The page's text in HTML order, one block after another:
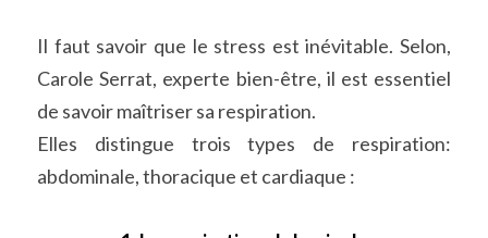
Il faut savoir que le stress est inévitable. Selon,
Carole Serrat, experte bien-être, il est essentiel
de savoir maîtriser sa respiration.
Elles distingue trois types de respiration:
abdominale, thoracique et cardiaque :